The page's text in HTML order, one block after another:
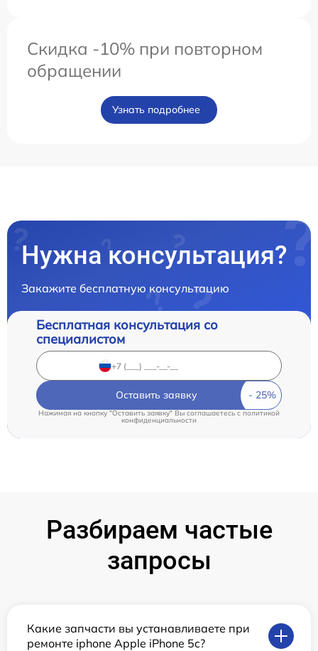
Скидка -10% при повторном
обращении
Узнать подробнее
Нужна консультация?
Закажите бесплатную консультацию
Бесплатная консультация со
специалистом
Оставить заявку
Нажимая на кнопку "Оставить заявку" Вы соглашаетесь cполитикой
конфиденциальности
Разбираем частые
запросы
Какие запчасти вы устанавливаете при
ремонте iphone Apple iPhone 5c?